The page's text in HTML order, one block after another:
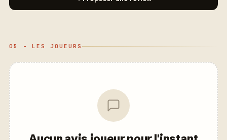
05 - LES JOUEURS